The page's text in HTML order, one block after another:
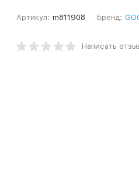
Артикул: m811908 Бренд:
Написать